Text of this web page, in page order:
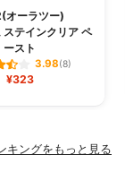
オーラツー)
ステインクリア ペ
ースト
3.98(8)
¥323
キングをもっと見る